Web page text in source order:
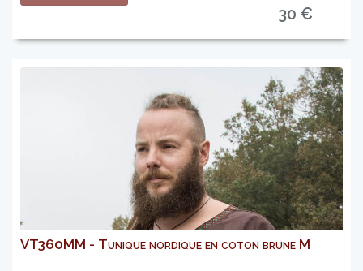
30 €
VT360MM - Tunique nordique en coton brune M